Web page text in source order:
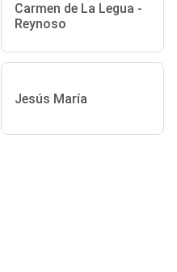
Carmen de La Legua -
Reynoso
Jesús María